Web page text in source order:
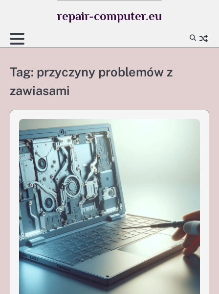
repair-computer.eu
Tag: przyczyny problemów z
zawiasami